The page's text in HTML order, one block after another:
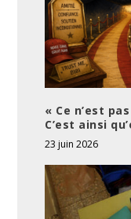
« Ce n’est
C’est ainsi
23 juin 2026